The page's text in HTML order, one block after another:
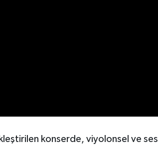
konserde, viyolonsel ve ses